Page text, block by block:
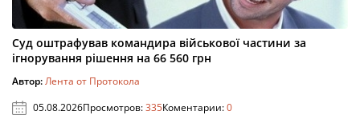
Суд оштрафував командира військової частини за
ігнорування рішення на 66 560 грн
Автор:Лента от Протокола
05.08.2026Просмотров:335Коментарии:0